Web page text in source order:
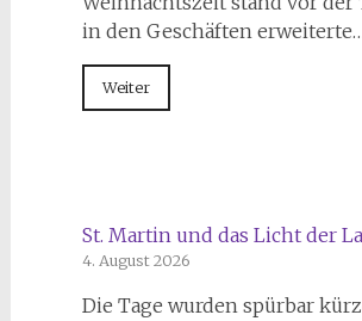
in den Geschäften
Weiter
St. Martin und das Licht der
4. August 2026
Die Tage wurden spürbar